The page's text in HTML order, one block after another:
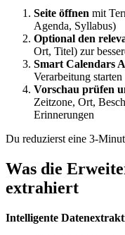
Seite öffnen mit
Agenda, Syllabus)
Optional den
Ort, Titel) zur
Smart Calendars
Verarbeitung starten
Vorschau prüfen
Zeitzone, Ort,
Erinnerungen
Du reduzierst eine
Was die
extrahiert
Intelligente